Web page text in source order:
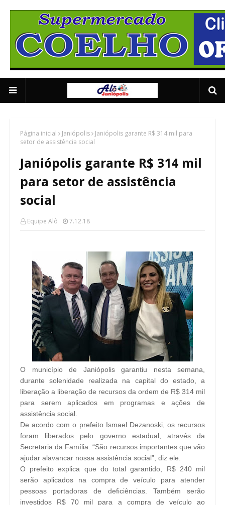
Página inicial Janiópolis
Janiópolis garante R$ 314 mil para
setor de assistência social
Janiópolis garante R$ 314 mil
para setor de assistência
social
Equipe Alô 7.12.18
O município de Janiópolis garantiu nesta semana,
durante solenidade realizada na capital do estado, a
liberação a liberação de recursos da ordem de R$ 314 mil
para serem aplicados em programas e ações de
assistência social.
De acordo com o prefeito Ismael Dezanoski, os recursos
foram liberados pelo governo estadual, através da
Secretaria da Família. “São recursos importantes que vão
ajudar alavancar nossa assistência social”, diz ele.
O prefeito explica que do total garantido, R$ 240 mil
serão aplicados na compra de veículo para atender
pessoas portadoras de deficiências. Também serão
investidos R$ 70 mil para a compra de veículo ao